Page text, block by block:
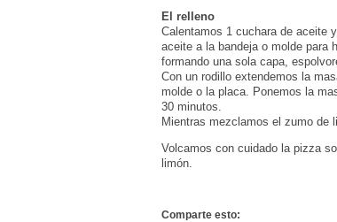
El relleno
Calentamos 1 cuchara de aceite
aceite a la bandeja o molde para
formando una sola capa,
Con un rodillo extendemos la
molde o la placa. Ponemos la
30 minutos.
Mientras mezclamos el zumo de
Volcamos con cuidado la pizza
limón.
Comparte esto: